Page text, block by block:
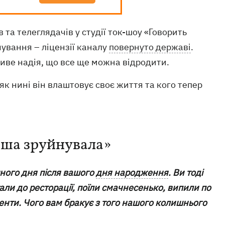
та телеглядачів у студії ток-шоу «Говорить
– ліцензії каналу повернуто державі.
надія, що все ще можна відродити.
нині він влаштовує своє життя та кого тепер
зруйнувала»
дня після вашогодня народження. Ви тоді
до ресторації, поїли смачнесенько, випили по
Чого вам бракує з того нашого колишнього